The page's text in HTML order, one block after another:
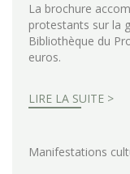
La brochure
protestants sur la
Bibliothèque du
euros.
LIRE LA SUITE >
Manifestations